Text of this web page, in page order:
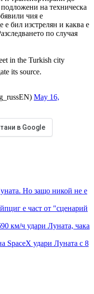
на техническа
чия е
е бил изстрелян и каква е
по случая
in the Turkish city
its source.
May 16,
в Google
Но защо никой не е
е част от "сценарий
км/ч удари Луната, чака
SpaceX удари Луната с 8